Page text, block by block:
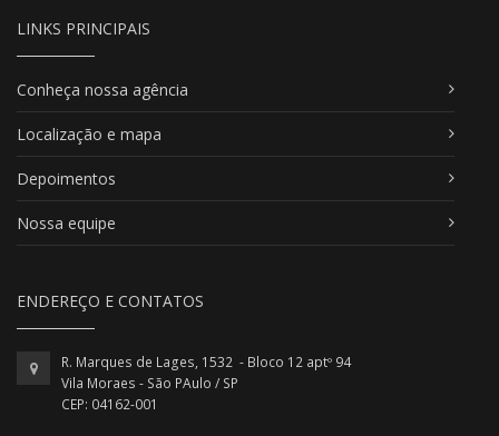
LINKS PRINCIPAIS
Conheça nossa agência
Localização e mapa
Depoimentos
Nossa equipe
ENDEREÇO E CONTATOS
R. Marques de Lages, 1532 - Bloco 12 aptº 94
Vila Moraes - São PAulo / SP
CEP: 04162-001